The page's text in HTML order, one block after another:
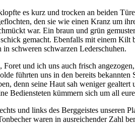
es kurz und trocken an beiden
den sie wie einen Kranz um
war. Ein braun und grün
gemacht. Ebenfalls mit einem Kilt
in schweren schwarzen Lederschuhen.
und ich uns auch frisch
führten uns in den bereits bekannten
denn seine Haut sah weniger
Bediensteten kümmern sich um all
und links des Berggeistes unseren
waren in ausreichender Zahl